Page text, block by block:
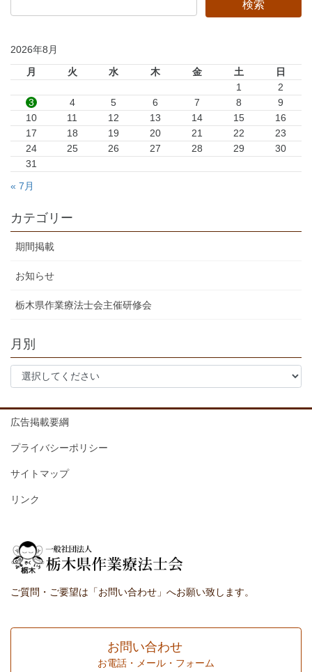
2026年8月
月 火 水 木 金 土
日
1
2
3
4 5 6 7 8
9
10
11 12 13 14 15
16
17
18 19 20 21 22
23
24
25 26 27 28 29
30
31
« 7月
カテゴリー
期間掲載
お知らせ
栃木県作業療法士会主催研修会
月別
広告掲載要綱
プライバシーポリシー
サイトマップ
リンク
ご質問・ご要望は「お問い合わせ」へお願い致します。
お問い合わせ
お電話・メール・フォーム